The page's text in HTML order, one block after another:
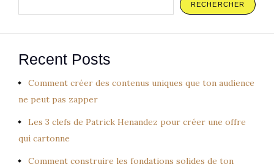
RECHERCHER
Recent Posts
Comment créer des contenus uniques que ton audience
ne peut pas zapper
Les 3 clefs de Patrick Henandez pour créer une offre
qui cartonne
Comment construire les fondations solides de ton